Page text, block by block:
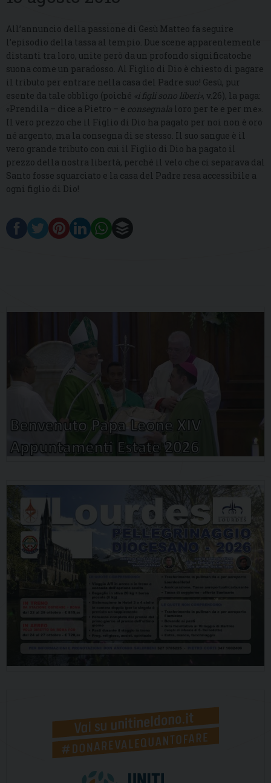
All’annuncio della passione di Gesù Matteo fa seguire
l’episodio della tassa al tempio. Due scene apparentemente
distanti tra loro, unite però da un profondo significatoche
suona come un paradosso. Al Figlio di Dio è chiesto di pagare
il tributo per entrare nella casa del Padre suo! Gesù, pur
esente da tale obbligo (poiché «i figli sono liberi», v.26), la paga:
«Prendila – dice a Pietro – e consegnala loro per te e per me».
Il vero prezzo che il Figlio di Dio ha pagato per noi non è oro
né argento, ma la consegna di se stesso. Il suo sangue è il
vero grande tributo con cui il Figlio di Dio ha pagato il
prezzo della nostra libertà, perché il velo che ci separava dal
Santo fosse squarciato e la casa del Padre resa accessibile a
ogni figlio di Dio!